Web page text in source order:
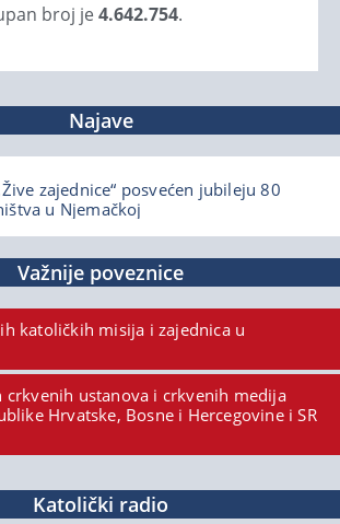
broj je4.642.754.
Najave
zajednice“ posvećen jubileju 80
u Njemačkoj
Važnije poveznice
katoličkih misija i zajednica u
crkvenih ustanova i crkvenih medija
Hrvatske, Bosne i Hercegovine i SR
Katolički radio